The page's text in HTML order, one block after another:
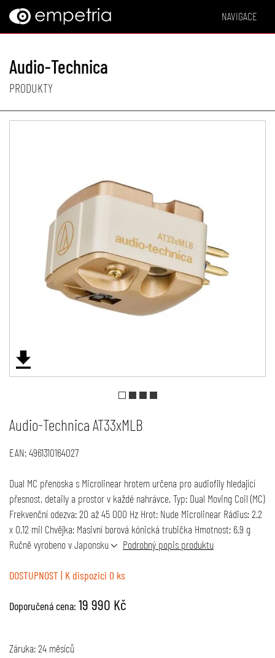
NAVIGACE
Audio-Technica
PRODUKTY
Audio-Technica AT33xMLB
EAN:4961310164027
Dual MC přenoska s Microlinear hrotem určena pro audiofily hledající
přesnost, detaily a prostor v každé nahrávce. Typ: Dual Moving Coil (MC)
Frekvenční odezva: 20 až 45 000 Hz Hrot: Nude Microlinear Rádius: 2.2
x 0.12 mil Chvějka: Masivní borová kónická trubička Hmotnost: 6.9 g
Ručně vyrobeno v Japonsku
Podrobný popis produktu
DOSTUPNOST | K dispozici 0 ks
Doporučená cena: 19 990 Kč
Záruka: 24 měsíců